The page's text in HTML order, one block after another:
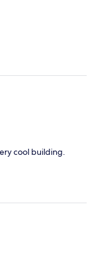
cool building.